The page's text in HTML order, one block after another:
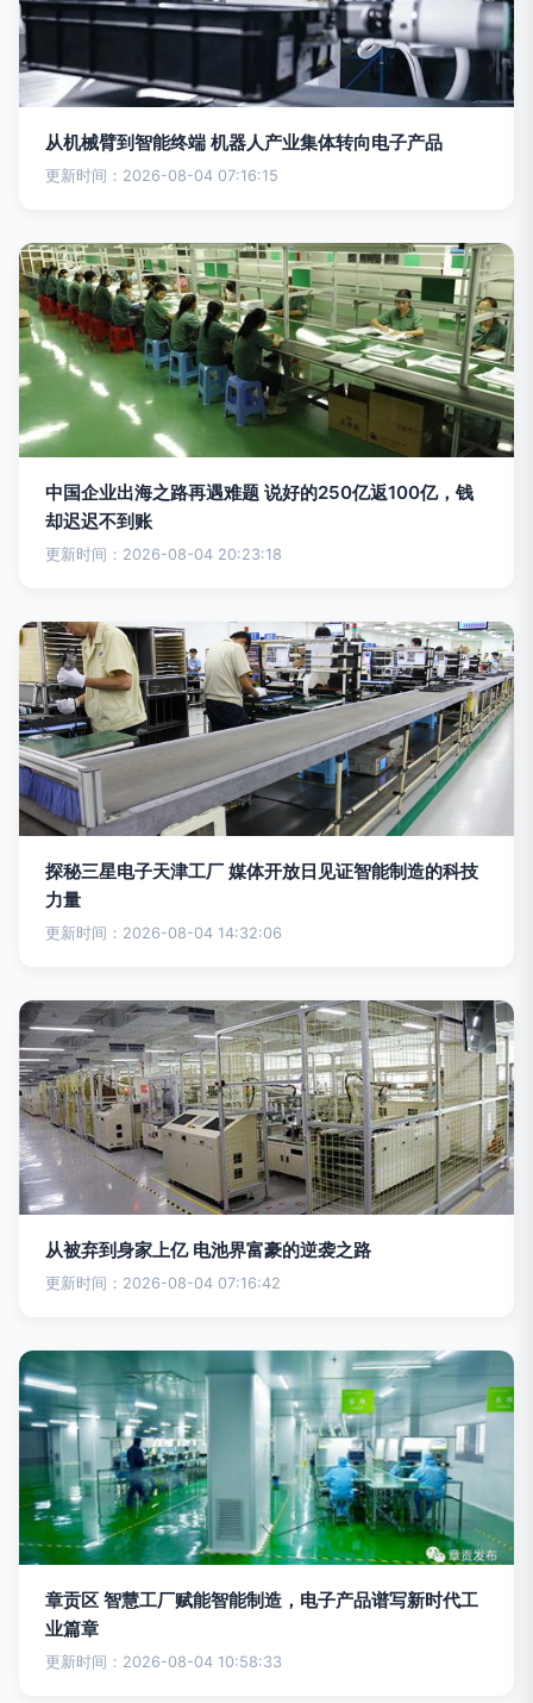
从机械臂到智能终端 机器人产业集体转向电子产品
更新时间：2026-08-04 07:16:15
中国企业出海之路再遇难题 说好的250亿返100亿，钱
却迟迟不到账
更新时间：2026-08-04 20:23:18
探秘三星电子天津工厂 媒体开放日见证智能制造的科技
力量
更新时间：2026-08-04 14:32:06
从被弃到身家上亿 电池界富豪的逆袭之路
更新时间：2026-08-04 07:16:42
章贡区 智慧工厂赋能智能制造，电子产品谱写新时代工
业篇章
更新时间：2026-08-04 10:58:33